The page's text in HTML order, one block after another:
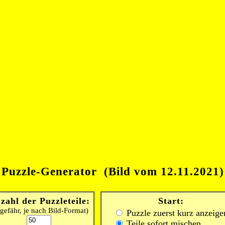
Puzzle-Generator (Bild vom 12.11.2021)
der Puzzleteile:
je nach Bild-Format)
Start:
Puzzle zuerst kurz